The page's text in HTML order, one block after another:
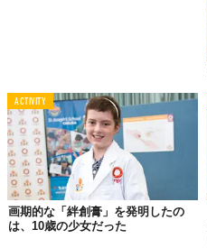
ACTIVITY
画期的な「絆創膏」を発明したの
は、10歳の少女だった